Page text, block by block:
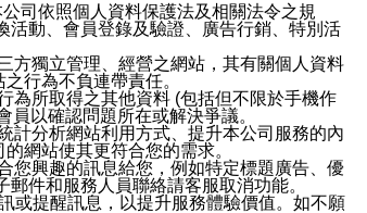
司依照個人資料保護法及相關法令之規
活動、會員登錄及驗證、廣告行銷、特別活
方獨立管理、經營之網站，其有關個人資料
行為不負連帶責任。
為所取得之其他資料 (包括但不限於手機作
以確認問題所在或解決爭議。
計分析網站利用方式、提升本公司服務的內
網站使其更符合您的需求。
您興趣的訊息給您，例如特定標題廣告、優
件和服務人員聯絡請客服取消功能。
或提醒訊息，以提升服務體驗價值。如不願